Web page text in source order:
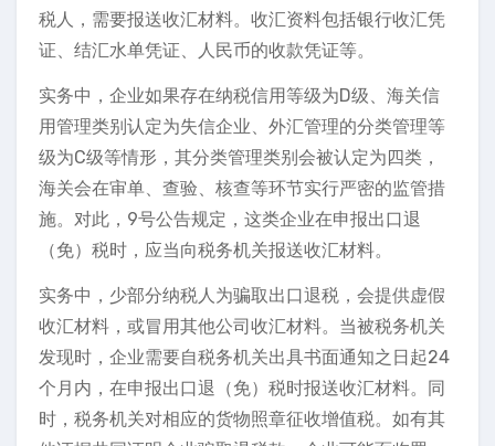
税人，需要报送收汇材料。收汇资料包括银行收汇凭
证、结汇水单凭证、人民币的收款凭证等。
实务中，企业如果存在纳税信用等级为D级、海关信
用管理类别认定为失信企业、外汇管理的分类管理等
级为C级等情形，其分类管理类别会被认定为四类，
海关会在审单、查验、核查等环节实行严密的监管措
施。对此，9号公告规定，这类企业在申报出口退
（免）税时，应当向税务机关报送收汇材料。
实务中，少部分纳税人为骗取出口退税，会提供虚假
收汇材料，或冒用其他公司收汇材料。当被税务机关
发现时，企业需要自税务机关出具书面通知之日起24
个月内，在申报出口退（免）税时报送收汇材料。同
时，税务机关对相应的货物照章征收增值税。如有其